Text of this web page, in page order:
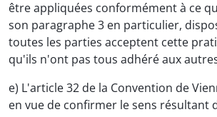
être appliquées conformément à ce
son paragraphe 3 en particulier,
toutes les parties acceptent cette
qu'ils n'ont pas tous adhéré aux
e) L'article 32 de la Convention de
en vue de confirmer le sens résultant